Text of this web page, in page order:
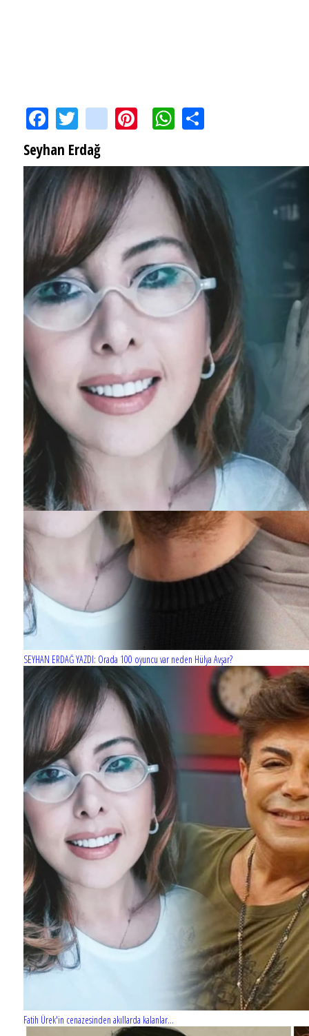
FacebookTwitterinstagramPinterestWhatsApp
Seyhan Erdağ
SEYHAN ERDAĞ YAZDI: Peki Mehmet Ali Erbil bu evliliği neden yaptı?
SEYHAN ERDAĞ YAZDI: Orada 100 oyuncu var neden Hülya Avşar?
Fatih Ürek'in cenazesinden akıllarda kalanlar...